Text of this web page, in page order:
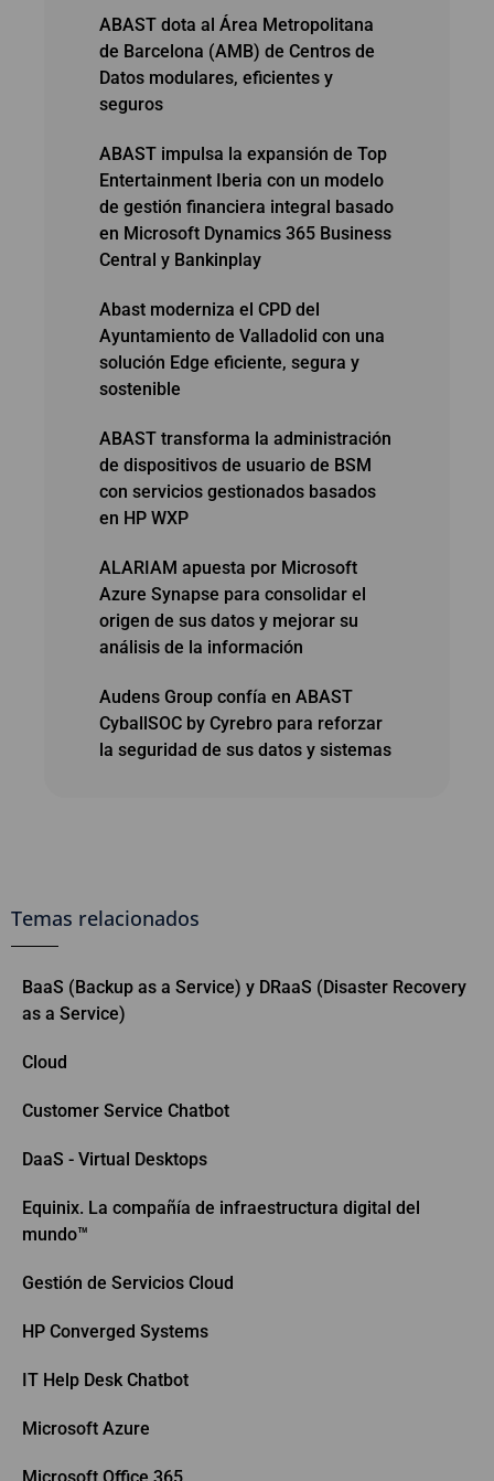
ABAST dota al Área Metropolitana
de Barcelona (AMB) de Centros de
Datos modulares, eficientes y
seguros
ABAST impulsa la expansión de Top
Entertainment Iberia con un modelo
de gestión financiera integral basado
en Microsoft Dynamics 365 Business
Central y Bankinplay
Abast moderniza el CPD del
Ayuntamiento de Valladolid con una
solución Edge eficiente, segura y
sostenible
ABAST transforma la administración
de dispositivos de usuario de BSM
con servicios gestionados basados
en HP WXP
ALARIAM apuesta por Microsoft
Azure Synapse para consolidar el
origen de sus datos y mejorar su
análisis de la información
Audens Group confía en ABAST
CyballSOC by Cyrebro para reforzar
la seguridad de sus datos y sistemas
Temas relacionados
BaaS (Backup as a Service) y DRaaS (Disaster Recovery
as a Service)
Cloud
Customer Service Chatbot
DaaS - Virtual Desktops
Equinix. La compañía de infraestructura digital del
mundo™
Gestión de Servicios Cloud
HP Converged Systems
IT Help Desk Chatbot
Microsoft Azure
Microsoft Office 365